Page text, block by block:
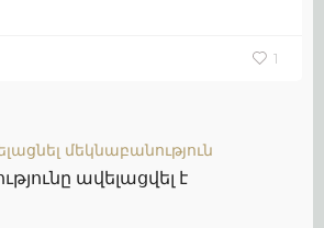
1
մեկնաբանություն
ավելացվել է